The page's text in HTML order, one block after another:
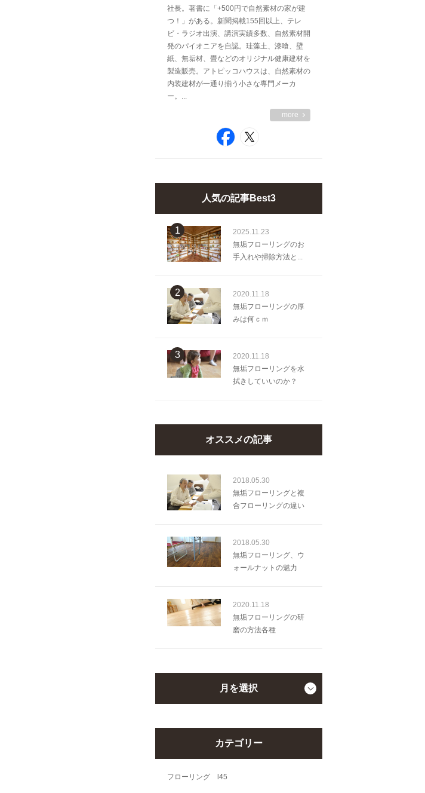
社長。著書に「+500円で自然素材の家が建
つ！」がある。新聞掲載155回以上、テレ
ビ・ラジオ出演、講演実績多数、自然素材開
発のパイオニアを自認。珪藻土、漆喰、壁
紙、無垢材、畳などのオリジナル健康建材を
製造販売。アトピッコハウスは、自然素材の
内装建材が一通り揃う小さな専門メーカ
ー。...
more
人気の記事Best3
1
2025.11.23
無垢フローリングのお
手入れや掃除方法と...
2
2020.11.18
無垢フローリングの厚
みは何ｃｍ
3
2020.11.18
無垢フローリングを水
拭きしていいのか？
オススメの記事
2018.05.30
無垢フローリングと複
合フローリングの違い
2018.05.30
無垢フローリング、ウ
ォールナットの魅力
2020.11.18
無垢フローリングの研
磨の方法各種
月を選択
カテゴリー
フローリング l45